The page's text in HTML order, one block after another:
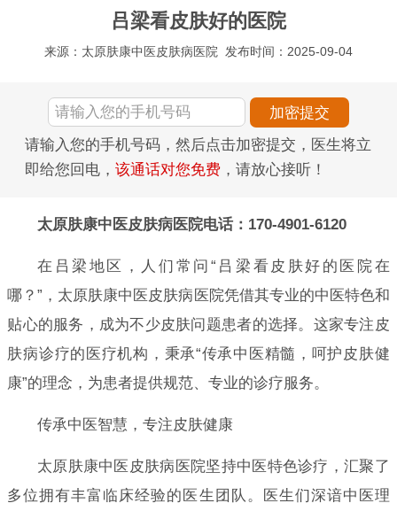
吕梁看皮肤好的医院
来源：太原肤康中医皮肤病医院 发布时间：2025-09-04
请输入您的手机号码，然后点击加密提交，医生将立
即给您回电， 该通话对您免费 ，请放心接听！
太原肤康中医皮肤病医院电话：170-4901-6120
在吕梁地区，人们常问“吕梁看皮肤好的医院在
哪？”，太原肤康中医皮肤病医院凭借其专业的中医特色和
贴心的服务，成为不少皮肤问题患者的选择。这家专注皮
肤病诊疗的医疗机构，秉承“传承中医精髓，呵护皮肤健
康”的理念，为患者提供规范、专业的诊疗服务。
传承中医智慧，专注皮肤健康
太原肤康中医皮肤病医院坚持中医特色诊疗，汇聚了
多位拥有丰富临床经验的医生团队。医生们深谙中医理